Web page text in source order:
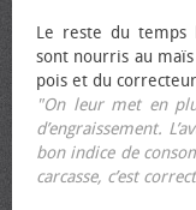
Le reste du temps
sont nourris au
pois et du
"On leur met en
d’engraissement.
bon indice de
carcasse, c’est